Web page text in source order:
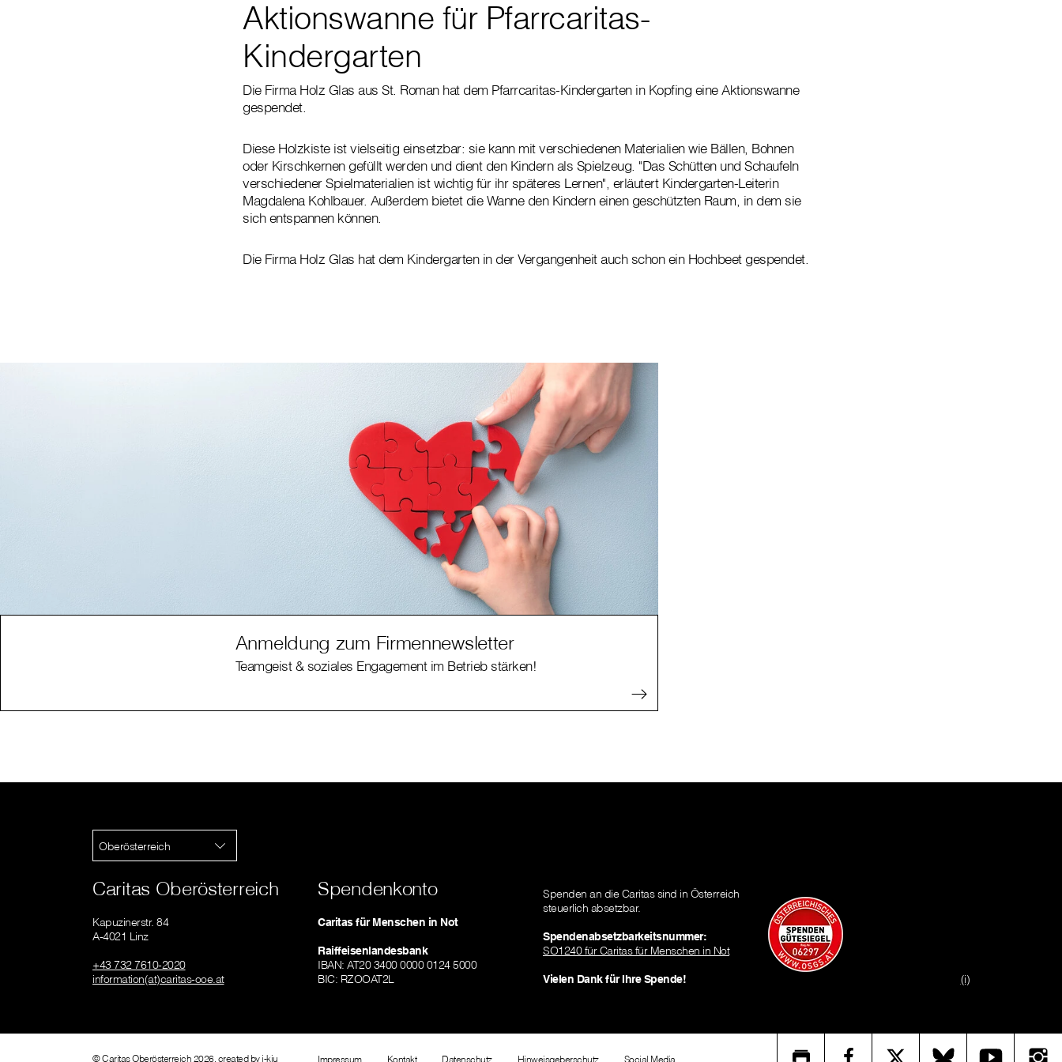
Aktionswanne für Pfarrcaritas-
Kindergarten
Die Firma Holz Glas aus St. Roman hat dem Pfarrcaritas-Kindergarten in Kopfing eine Aktionswanne
gespendet.
Diese Holzkiste ist vielseitig einsetzbar: sie kann mit verschiedenen Materialien wie Bällen, Bohnen
oder Kirschkernen gefüllt werden und dient den Kindern als Spielzeug. "Das Schütten und Schaufeln
verschiedener Spielmaterialien ist wichtig für ihr späteres Lernen", erläutert Kindergarten-Leiterin
Magdalena Kohlbauer. Außerdem bietet die Wanne den Kindern einen geschützten Raum, in dem sie
sich entspannen können.
Die Firma Holz Glas hat dem Kindergarten in der Vergangenheit auch schon ein Hochbeet gespendet.
Anmeldung zum Firmennewsletter
Teamgeist & soziales Engagement im Betrieb stärken!
Oberösterreich
Caritas Oberösterreich
Kapuzinerstr. 84
A-4021 Linz
+43 732 7610-2020
information(at)caritas-ooe.at
Spendenkonto
Caritas für Menschen in Not
Raiffeisenlandesbank
IBAN: AT20 3400 0000 0124 5000
BIC: RZOOAT2L
Spenden an die Caritas sind in Österreich
steuerlich absetzbar.
Spendenabsetzbarkeitsnummer:
SO1240 für Caritas für Menschen in Not
Vielen Dank für Ihre Spende!
(i)
© Caritas Oberösterreich 2026, created by i-kiu Impressum Kontakt Datenschutz Hinweisgeberschutz Social Media